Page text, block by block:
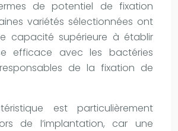
de potentiel de fixation
variétés sélectionnées ont
capacité supérieure à établir
efficace avec les bactéries
de la fixation de
est particulièrement
de l’implantation, car une